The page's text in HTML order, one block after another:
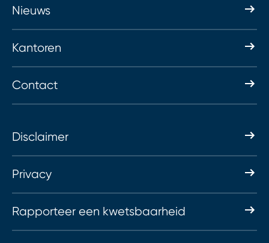
Nieuws
Kantoren
Contact
Disclaimer
Privacy
Rapporteer een kwetsbaarheid